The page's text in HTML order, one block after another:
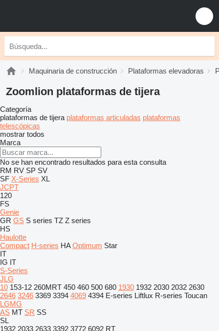
Maquinaria de construcción Plataformas elevadoras
Zoomlion plataformas de tijera
Categoría
plataformas de tijera plataformas articuladas plataformas
telescópicas
mostrar todos
Marca
No se han encontrado resultados para esta consulta
RM RV SP SV
SF X-Series XL
JCPT
120
FS
Genie
GR GS S series TZ Z series
HS
Haulotte
Compact H-series HA Optimum Star
IT
IG IT
S-Series
JLG
10 153-12 260MRT 450 460 500 680 1930 1932 2030 2032 2630
2646 3246 3369 3394 4069 4394 E-series Liftlux R-series Toucan
LGMG
AS MT SR SS
SL
1932 2033 2633 3392 3772 6092 RT